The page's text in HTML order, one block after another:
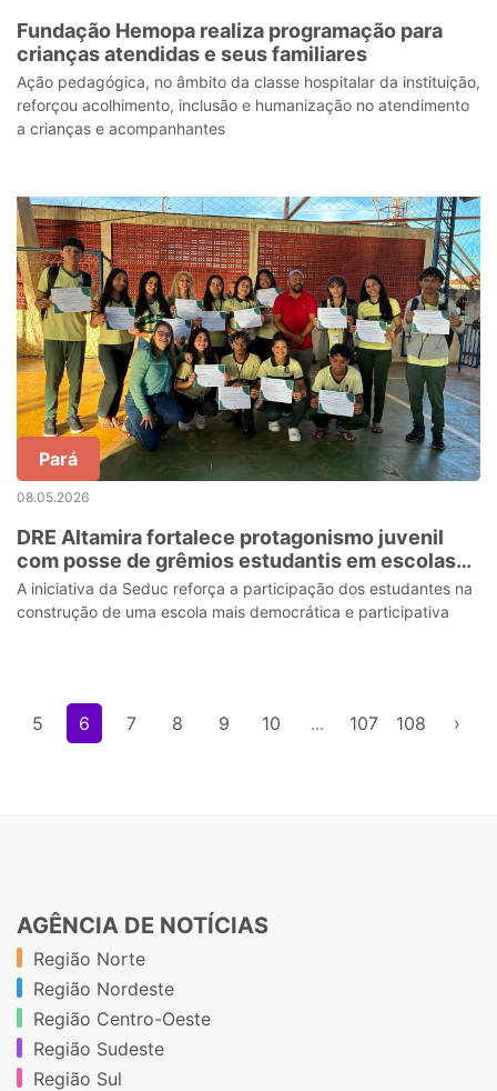
Fundação Hemopa realiza programação para
crianças atendidas e seus familiares
Ação pedagógica, no âmbito da classe hospitalar da instituição,
reforçou acolhimento, inclusão e humanização no atendimento
a crianças e acompanhantes
Pará
08.05.2026
DRE Altamira fortalece protagonismo juvenil
com posse de grêmios estudantis em escolas
estaduais do Pará
A iniciativa da Seduc reforça a participação dos estudantes na
construção de uma escola mais democrática e participativa
5 6 7 8 9 10 ... 107 108 ›
AGÊNCIA DE NOTÍCIAS
Região Norte
Região Nordeste
Região Centro-Oeste
Região Sudeste
Região Sul